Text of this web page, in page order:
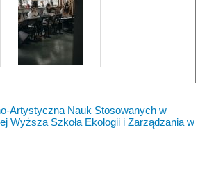
Artystyczna Nauk Stosowanych w
Wyższa Szkoła Ekologii i Zarządzania w